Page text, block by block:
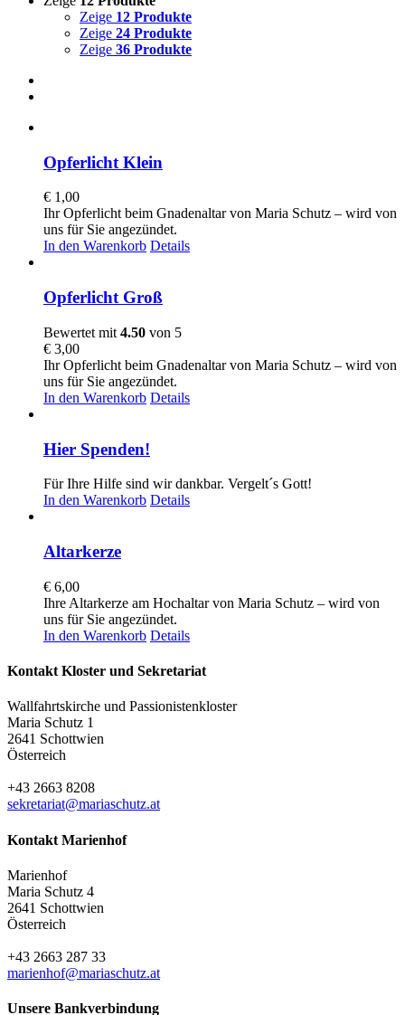
Zeige 12 Produkte
Zeige 24 Produkte
Zeige 36 Produkte
Opferlicht Klein
€ 1,00
Ihr Opferlicht beim Gnadenaltar von Maria Schutz – wird von
uns für Sie angezündet.
In den Warenkorb Details
Opferlicht Groß
Bewertet mit 4.50 von 5
€ 3,00
Ihr Opferlicht beim Gnadenaltar von Maria Schutz – wird von
uns für Sie angezündet.
In den Warenkorb Details
Hier Spenden!
Für Ihre Hilfe sind wir dankbar. Vergelt´s Gott!
In den Warenkorb Details
Altarkerze
€ 6,00
Ihre Altarkerze am Hochaltar von Maria Schutz – wird von
uns für Sie angezündet.
In den Warenkorb Details
Kontakt Kloster und Sekretariat
Wallfahrtskirche und Passionistenkloster
Maria Schutz 1
2641 Schottwien
Österreich
+43 2663 8208
sekretariat@mariaschutz.at
Kontakt Marienhof
Marienhof
Maria Schutz 4
2641 Schottwien
Österreich
+43 2663 287 33
marienhof@mariaschutz.at
Unsere Bankverbindung